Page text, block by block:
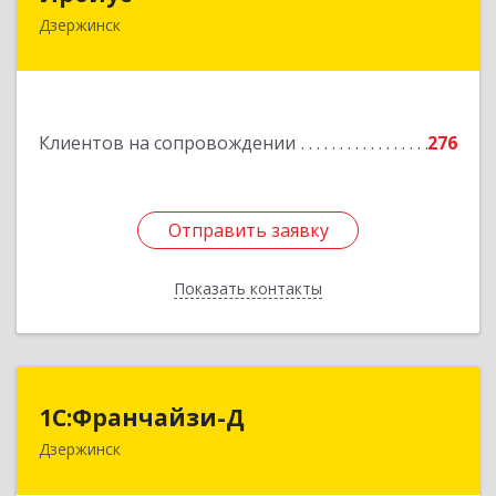
Дзержинск
Клиентов на сопровождении 276
Отправить заявку
Показать контакты
606016, Нижегородская обл, Дзержинск г,
Отправить заявку
Назад
1С:Франчайзи-Д
Дзержинск606025, Нижегородская обл, Дзержинск г,